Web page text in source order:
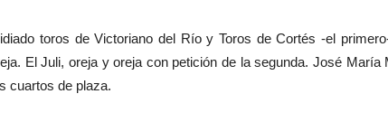
toros de Victoriano del Río y Toros de Cortés -el
El Juli, oreja y oreja con petición de la segunda. José María
cuartos de plaza.